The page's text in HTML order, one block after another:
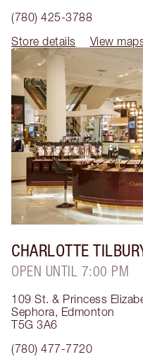
(780) 425-3788
Store details
View
CHARLOTTE
OPEN UNTIL 7:00 PM
109 St. & Princess
Sephora, Edmonton
T5G 3A6
(780) 477-7720